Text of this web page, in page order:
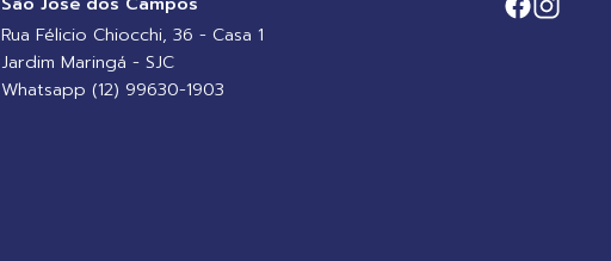
Rua Félicio Chiocchi, 36 - Casa 1
Jardim Maringá - SJC
Whatsapp (12) 99630-1903